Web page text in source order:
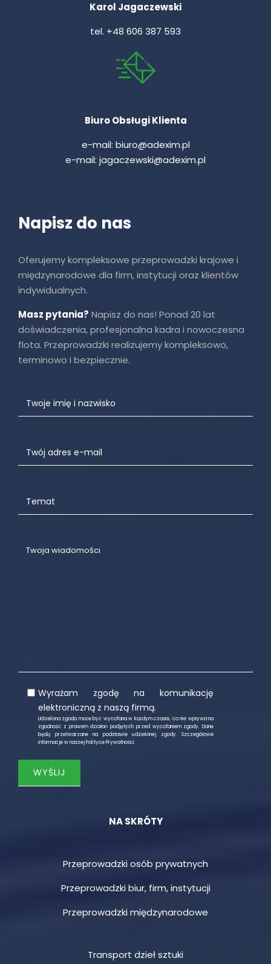
Karol Jagaczewski
tel. +48 606 387 593
Biuro Obsługi Klienta
e-mail: biuro@adexim.pl
e-mail: jagaczewski@adexim.pl
Napisz do nas
Oferujemy kompleksowe przeprowadzki krajowe i
międzynarodowe dla firm, instytucji oraz klientów
indywidualnych.
Masz pytania? Napisz do nas! Ponad 20 lat
doświadczenia, profesjonalna kadra i nowoczesna
flota. Przeprowadzki realizujemy kompleksowo,
terminowo i bezpiecznie.
Wyrażam zgodę na komunikację
elektroniczną z naszą firmą.
Udzielona zgoda może być wycofana w każdym czasie, co nie wpływa na
zgodność z prawem działań podjętych przed wycofaniem zgody. Dane
będą przetwarzane na podstawie udzielonej zgody. Szczegółowe
informacje w naszejPolityce Prywatności.
NA SKRÓTY
Przeprowadzki osób prywatnych
Przeprowadzki biur, firm, instytucji
Przeprowadzki międzynarodowe
Transport dzieł sztuki